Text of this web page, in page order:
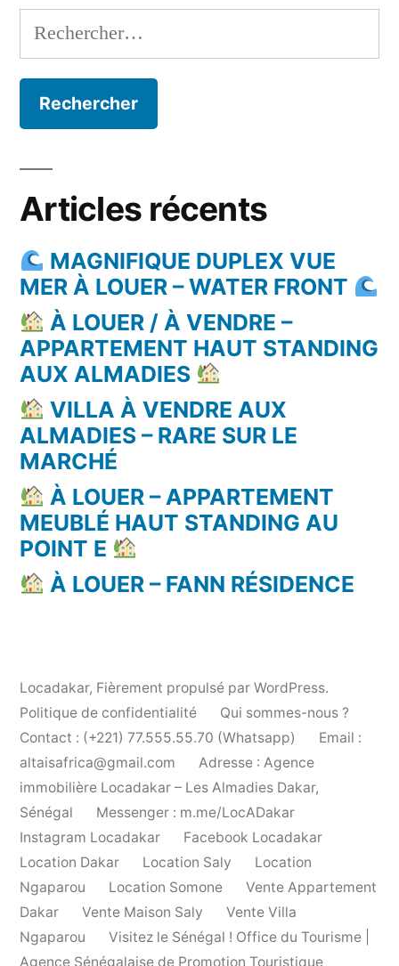
Rechercher :
Articles récents
MAGNIFIQUE DUPLEX VUE
MER À LOUER – WATER FRONT
À LOUER / À VENDRE –
APPARTEMENT HAUT STANDING
AUX ALMADIES
VILLA À VENDRE AUX
ALMADIES – RARE SUR LE
MARCHÉ
À LOUER – APPARTEMENT
MEUBLÉ HAUT STANDING AU
POINT E
À LOUER – FANN RÉSIDENCE
Locadakar, Fièrement propulsé par WordPress.
Politique de confidentialité
Qui sommes-nous ?
Contact : (+221) 77.555.55.70 (Whatsapp)
Email :
altaisafrica@gmail.com
Adresse : Agence
immobilière Locadakar – Les Almadies Dakar,
Sénégal
Messenger : m.me/LocADakar
Instagram Locadakar
Facebook Locadakar
Location Dakar
Location Saly
Location
Ngaparou
Location Somone
Vente Appartement
Dakar
Vente Maison Saly
Vente Villa
Ngaparou
Visitez le Sénégal ! Office du Tourisme |
Agence Sénégalaise de Promotion Touristique